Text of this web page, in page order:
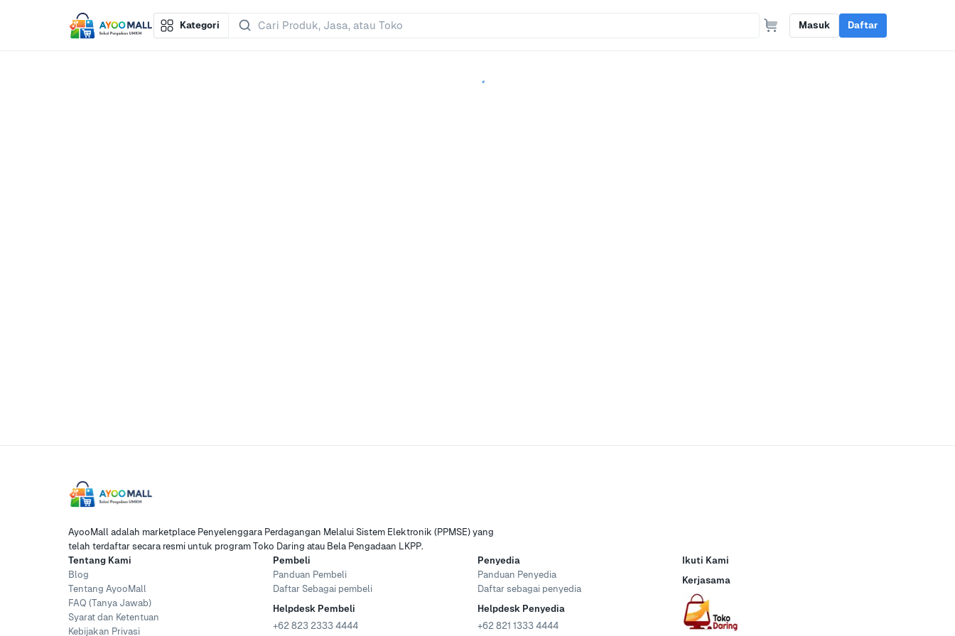
Kategori Masuk Daftar
AyooMall adalah marketplace Penyelenggara Perdagangan Melalui Sistem Elektronik (PPMSE) yang
telah terdaftar secara resmi untuk program Toko Daring atau Bela Pengadaan LKPP.
Tentang Kami
Blog
Tentang AyooMall
FAQ (Tanya Jawab)
Syarat dan Ketentuan
Kebijakan Privasi
Pembeli
Panduan Pembeli
Daftar Sebagai pembeli
Helpdesk Pembeli
+62 823 2333 4444
Penyedia
Panduan Penyedia
Daftar sebagai penyedia
Helpdesk Penyedia
+62 821 1333 4444
Ikuti Kami
Kerjasama